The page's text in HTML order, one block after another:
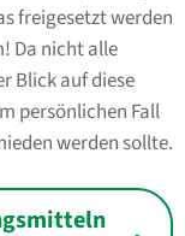
freigesetzt werden
Da nicht alle
Blick auf diese
persönlichen Fall
werden sollte.